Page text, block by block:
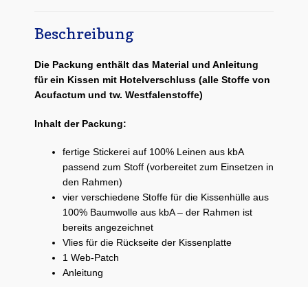
Beschreibung
Die Packung enthält das Material und Anleitung
für ein Kissen mit Hotelverschluss (alle Stoffe von
Acufactum und tw. Westfalenstoffe)
Inhalt der Packung:
fertige Stickerei auf 100% Leinen aus kbA
passend zum Stoff (vorbereitet zum Einsetzen in
den Rahmen)
vier verschiedene Stoffe für die Kissenhülle aus
100% Baumwolle aus kbA – der Rahmen ist
bereits angezeichnet
Vlies für die Rückseite der Kissenplatte
1 Web-Patch
Anleitung